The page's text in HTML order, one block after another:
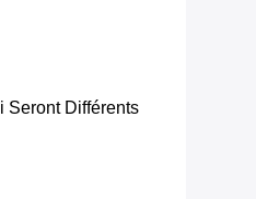
Seront Différents